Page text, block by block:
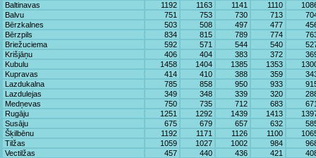
Baltinavas
1192 1163 1141 1110
Balvu
751 753 730 713
Bērzkalnes
503 508 497 477
Bērzpils
834 815 789 774
Briežuciema
592 571 544 540
Krišjāņu
406 404 383 372
Kubulu
1458 1404 1385 1353
Kupravas
414 410 388 359
Lazdukalna
785 858 950 933
Lazdulejas
349 348 339 320
Medņevas
750 735 712 683
Rugāju
1251 1292 1439 1413
Susāju
675 679 657 632
Šķilbēnu
1192 1171 1126 1100
Tilžas
1059 1027 1002 984
Vectilžas
457 440 436 421